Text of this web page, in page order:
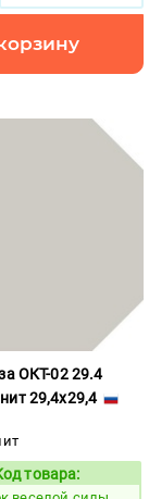
ОКТ-02 29.4
29,4x29,4
товара: